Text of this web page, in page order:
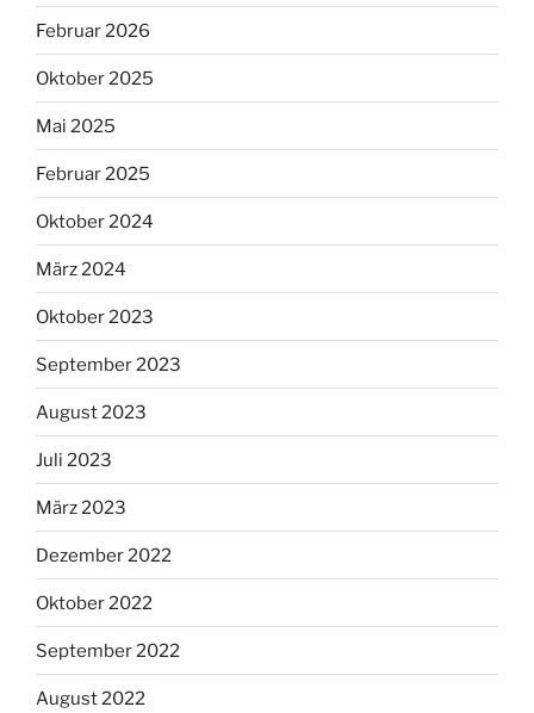
Februar 2026
Oktober 2025
Mai 2025
Februar 2025
Oktober 2024
März 2024
Oktober 2023
September 2023
August 2023
Juli 2023
März 2023
Dezember 2022
Oktober 2022
September 2022
August 2022